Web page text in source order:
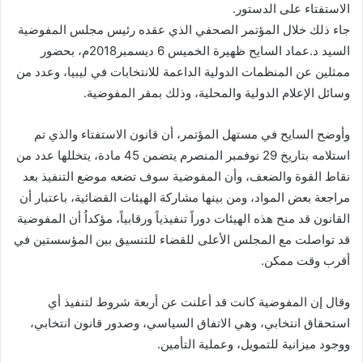
الاستفتاء على الدستور.
جاء ذلك خلال المؤتمر الصحفي الذي عقده رئيس مجلس المفوضية
السيد د.عماد السايح ظهيرة الخميس 6 ديسمبر2018م، بحضور
ممثلين عن المنظمات الدولية الداعمة للانتخابات في ليبيا، وعدد من
وسائل الإعلام الدولية والمحلية، وذلك بمقر المفوضية.
وأوضح السايح في مستهل المؤتمر، أن قانون الاستفتاء والذي تم
استلامه بتاريخ 29 نوفمبر المنصرم يتضمن 45 مادة، يتخللها عدد من
نقاط القوة والضعف، وأن المفوضية سوف تضعه موضع التنفيذ بعد
مراجعة بعض المواد، ومن بينها مشاركة الهيئات القضائية، باعتبار أن
القانون قد منح هذه الهيئات دوراً تنفيذياً ورقابياً، مؤكداُ أن المفوضية
قد تواصلت مع المجلس الأعلى للقضاء للتنسيق بين المؤسستين في
أقرب وقت ممكن.
وقال إن المفوضية كانت قد أعلنت عن أربعة شروط لتنفيذ أي
استحقاق انتخابي، وهي الاتفاق السياسي، وصدور قانون انتخابي،
ووجود ميزانية للتمويل، وعملية التأمين.